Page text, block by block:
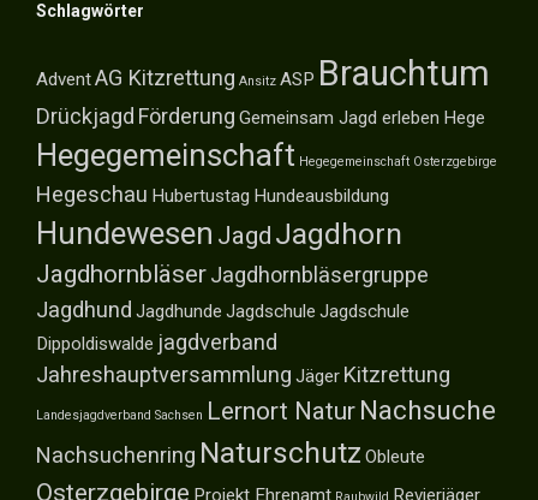
Schlagwörter
AdventAG Kitzrettung Ansitz ASP Brauchtum
Drückjagd Förderung Gemeinsam Jagd erleben Hege
Hegegemeinschaft Hegegemeinschaft Osterzgebirge
Hegeschau Hubertustag Hundeausbildung
Hundewesen Jagd Jagdhorn
JagdhornbläserJagdhornbläsergruppe
Jagdhund Jagdhunde Jagdschule Jagdschule
Dippoldiswalde jagdverband
Jahreshauptversammlung Jäger Kitzrettung
Landesjagdverband Sachsen Lernort Natur Nachsuche
Nachsuchenring Naturschutz Obleute
Osterzgebirge Projekt Ehrenamt Revierjäger